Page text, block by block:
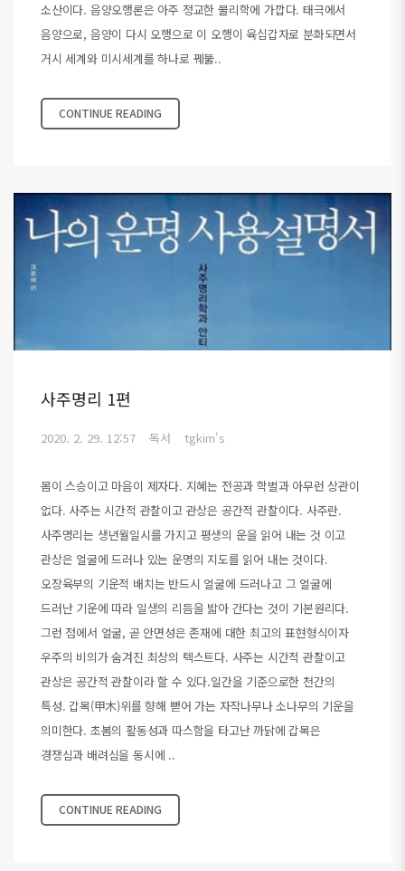
소산이다. 음양오행론은 아주 정교한 물리학에 가깝다. 태극에서
음양으로, 음양이 다시 오행으로 이 오행이 육십갑자로 분화되면서
거시 세계와 미시세계를 하나로 꿰뚫..
CONTINUE READING
사주명리 1편
2020. 2. 29. 12:57 독서 tgkim's
몸이 스승이고 마음이 제자다. 지혜는 전공과 학벌과 아무런 상관이
없다. 사주는 시간적 관찰이고 관상은 공간적 관찰이다. 사주란.
사주명리는 생년월일시를 가지고 평생의 운을 읽어 내는 것 이고
관상은 얼굴에 드러나 있는 운명의 지도를 읽어 내는 것이다.
오장육부의 기운적 배치는 반드시 얼굴에 드러나고 그 얼굴에
드러난 기운에 따라 일생의 리듬을 밟아 간다는 것이 기본원리다.
그런 점에서 얼굴, 곧 안면성은 존재에 대한 최고의 표현형식이자
우주의 비의가 숨겨진 최상의 텍스트다. 사주는 시간적 관찰이고
관상은 공간적 관찰이라 할 수 있다.일간을 기준으로한 천간의
특성. 갑목(甲木)위를 향해 뻗어 가는 자작나무나 소나무의 기운을
의미한다. 초봄의 활동성과 따스함을 타고난 까닭에 갑목은
경쟁심과 배려심을 동시에 ..
CONTINUE READING